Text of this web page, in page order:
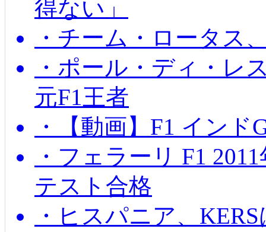
得ない」
・チーム・ロータス
・ポール・ディ・レ
元F1王者
・【動画】F1 イン
・フェラーリ F1
テスト合格
・ヒスパニア、